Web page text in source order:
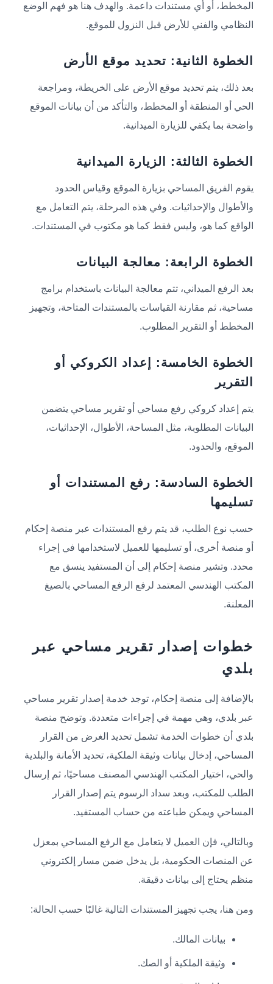
المخطط، أو أي مستندات داعمة. والهدف هنا هو فهم الوضع
النظامي والفني للأرض قبل النزول للموقع.
الخطوة الثانية: تحديد موقع الأرض
بعد ذلك، يتم تحديد موقع الأرض على الخريطة، ومراجعة
الحي أو المنطقة أو المخطط، والتأكد من أن بيانات الموقع
واضحة بما يكفي للزيارة الميدانية.
الخطوة الثالثة: الزيارة الميدانية
يقوم الفريق المساحي بزيارة الموقع وقياس الحدود
والأطوال والإحداثيات. وفي هذه المرحلة، يتم التعامل مع
الواقع كما هو، وليس فقط كما هو مكتوب في المستندات.
الخطوة الرابعة: معالجة البيانات
بعد الرفع الميداني، تتم معالجة البيانات باستخدام برامج
مساحية، ثم مقارنة القياسات بالمستندات المتاحة، وتجهيز
المخطط أو التقرير المطلوب.
الخطوة الخامسة: إعداد الكروكي أو
التقرير
يتم إعداد كروكي رفع مساحي أو تقرير مساحي يتضمن
البيانات المطلوبة، مثل المساحة، الأطوال، الإحداثيات،
الموقع، والحدود.
الخطوة السادسة: رفع المستندات أو
تسليمها
حسب نوع الطلب، قد يتم رفع المستندات عبر منصة إحكام
أو منصة أخرى، أو تسليمها للعميل لاستخدامها في إجراء
محدد. وتشير منصة إحكام إلى أن المستفيد ينسق مع
المكتب الهندسي المعتمد لرفع الرفع المساحي بالصيغ
المعلنة.
خطوات إصدار تقرير مساحي عبر
بلدي
بالإضافة إلى منصة إحكام، توجد خدمة إصدار تقرير مساحي
عبر بلدي، وهي مهمة في إجراءات متعددة. وتوضح منصة
بلدي أن خطوات الخدمة تشمل تحديد الغرض من القرار
المساحي، إدخال بيانات وثيقة الملكية، تحديد الأمانة والبلدية
والحي، اختيار المكتب الهندسي المصنف مساحيًا، ثم إرسال
الطلب للمكتب، وبعد سداد الرسوم يتم إصدار القرار
المساحي ويمكن طباعته من حساب المستفيد.
وبالتالي، فإن العميل لا يتعامل مع الرفع المساحي بمعزل
عن المنصات الحكومية، بل يدخل ضمن مسار إلكتروني
منظم يحتاج إلى بيانات دقيقة.
ومن هنا، يجب تجهيز المستندات التالية غالبًا حسب الحالة:
بيانات المالك.
وثيقة الملكية أو الصك.